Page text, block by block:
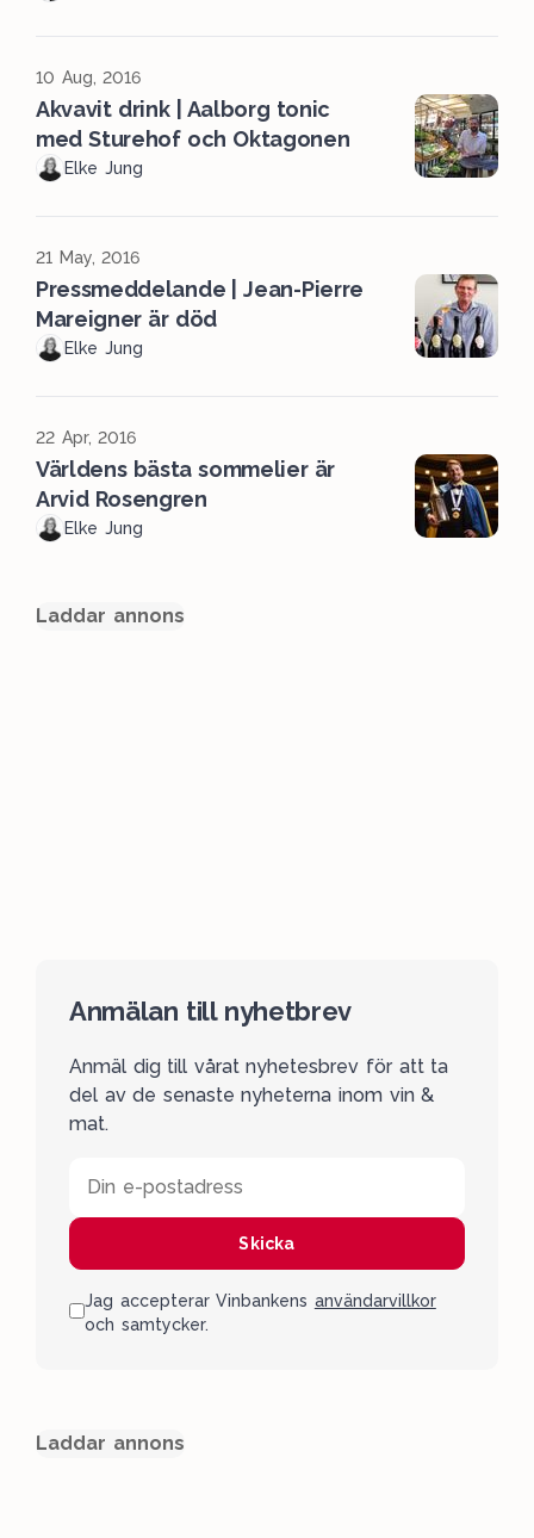
10 Aug, 2016
Akvavit drink | Aalborg tonic
med Sturehof och Oktagonen
Elke Jung
21 May, 2016
Pressmeddelande | Jean-Pierre
Mareigner är död
Elke Jung
22 Apr, 2016
Världens bästa sommelier är
Arvid Rosengren
Elke Jung
Laddar annons
Anmälan till nyhetbrev
Anmäl dig till vårat nyhetesbrev för att ta
del av de senaste nyheterna inom vin &
mat.
Din e-postadress
Skicka
Jag accepterar Vinbankens användarvillkor
och samtycker.
Laddar annons